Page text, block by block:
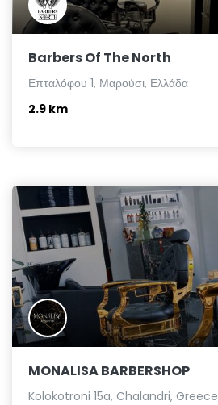
Barbers Of The North
Επταλόφου 1, Μαρούσι, Ελλάδα
2.9 km
MONALISA BARBERSHOP
Kolokotroni 15a, Chalandri, Greece